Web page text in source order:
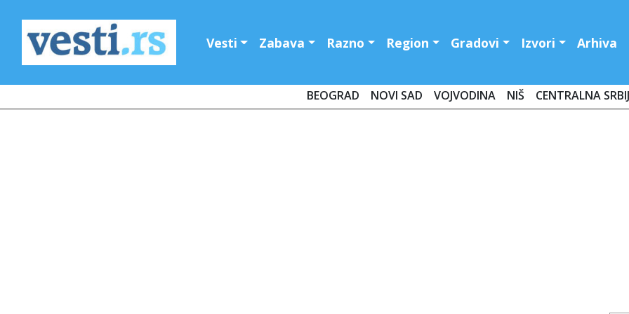
Vesti Zabava Razno Region Gradovi Izvori Arhiva
BEOGRAD NOVI SAD VOJVODINA NIŠ CENTRALNA